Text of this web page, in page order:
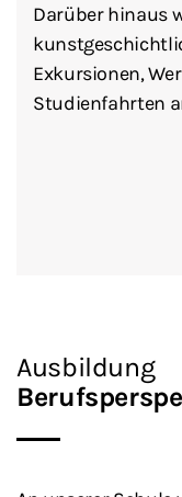
Darüber hinaus
Exkursionen,
Studienfahrten
Ausbildung